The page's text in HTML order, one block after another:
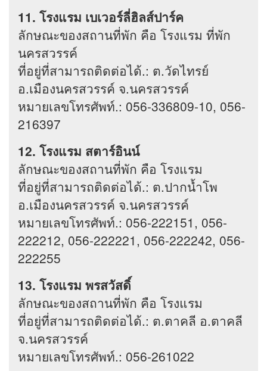
11. โรงแรม เบเวอร์ลี่ฮิลส์ปาร์ค
ลักษณะของสถานที่พัก คือ โรงแรม ที่พัก
นครสวรรค์
ที่อยู่ที่สามารถติดต่อได้.: ต.วัดไทรย์
อ.เมืองนครสวรรค์ จ.นครสวรรค์
หมายเลขโทรศัพท์.: 056-336809-10, 056-
216397
12. โรงแรม สตาร์อินน์
ลักษณะของสถานที่พัก คือ โรงแรม
ที่อยู่ที่สามารถติดต่อได้.: ต.ปากน้ำโพ
อ.เมืองนครสวรรค์ จ.นครสวรรค์
หมายเลขโทรศัพท์.: 056-222151, 056-
222212, 056-222221, 056-222242, 056-
222255
13. โรงแรม พรสวัสดิ์
ลักษณะของสถานที่พัก คือ โรงแรม
ที่อยู่ที่สามารถติดต่อได้.: ต.ตาคลี อ.ตาคลี
จ.นครสวรรค์
หมายเลขโทรศัพท์.: 056-261022